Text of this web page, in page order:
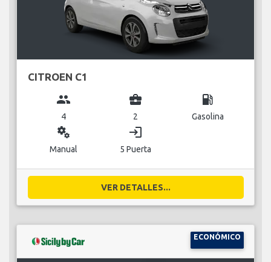
CITROEN C1
group
4
business_center
2
local_gas_station
Gasolina
miscellaneous_services
Manual
login
5 Puerta
VER DETALLES...
ECONÓMICO